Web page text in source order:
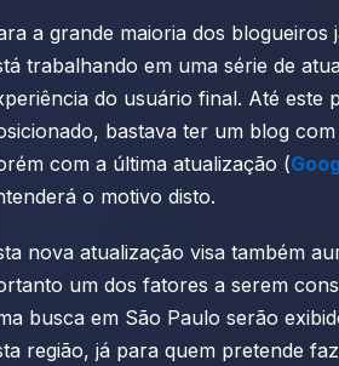
a grande maioria dos
trabalhando em uma série de
do usuário final. Até
bastava ter um blog
com a última atualização (
o motivo disto.
nova atualização visa também
um dos fatores a serem
busca em São Paulo serão
região, já para quem pretende